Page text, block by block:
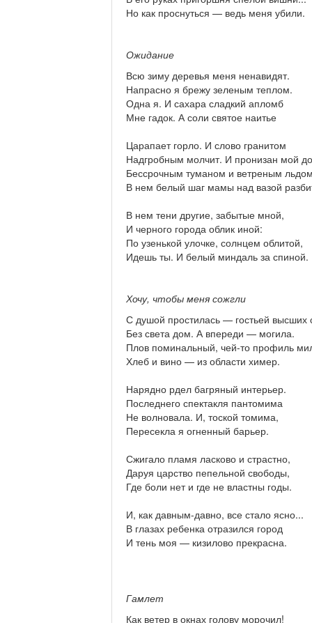
Но как проснуться — ведь меня убили.
Ожидание
Всю зиму деревья меня ненавидят.
Напрасно я брежу зеленым теплом.
Одна я. И сахара сладкий апломб
Мне гадок. А соли святое наитье
Царапает горло. И слово гранитом
Надгробным молчит. И пронизан мой
Бессрочным туманом и ветреным
В нем белый шаг мамы над вазой
В нем тени другие, забытые мной,
И черного города облик иной:
По узенькой улочке, солнцем облитой,
Идешь ты. И белый миндаль за спиной.
Хочу, чтобы меня сожгли
С душой простилась — гостьей высших
Без света дом. А впереди — могила.
Плов поминальный, чей-то профиль
Хлеб и вино — из области химер.
Нарядно рдел багряный интерьер.
Последнего спектакля пантомима
Не волновала. И, тоской томима,
Пересекла я огненный барьер.
Сжигало пламя ласково и страстно,
Даруя царство пепельной свободы,
Где боли нет и где не властны годы.
И, как давным-давно, все стало ясно...
В глазах ребенка отразился город
И тень моя — кизилово прекрасна.
Гамлет
Как ветер в окнах голову морочил!